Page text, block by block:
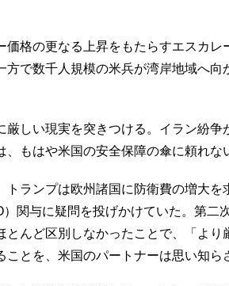
格の更なる上昇をもたらすエスカレ
方で数千人規模の米兵が湾岸地域へ向
しい現実を突きつける。イラン紛争
もはや米国の安全保障の傘に頼れな
ランプは欧州諸国に防衛費の増大を
関与に疑問を投げかけていた。第二
とんど区別しなかったことで、「より
ことを、米国のパートナーは思い知ら